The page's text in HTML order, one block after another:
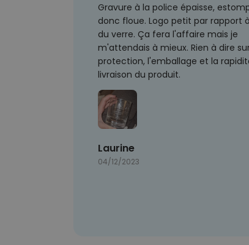
Gravure à la police épaisse,
donc floue. Logo petit par rapport
du verre. Ça fera l'affaire mais je
m'attendais à mieux. Rien à dire
protection, l'emballage et la
livraison du produit.
Laurine
04/12/2023